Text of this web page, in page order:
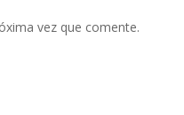
vez que comente.